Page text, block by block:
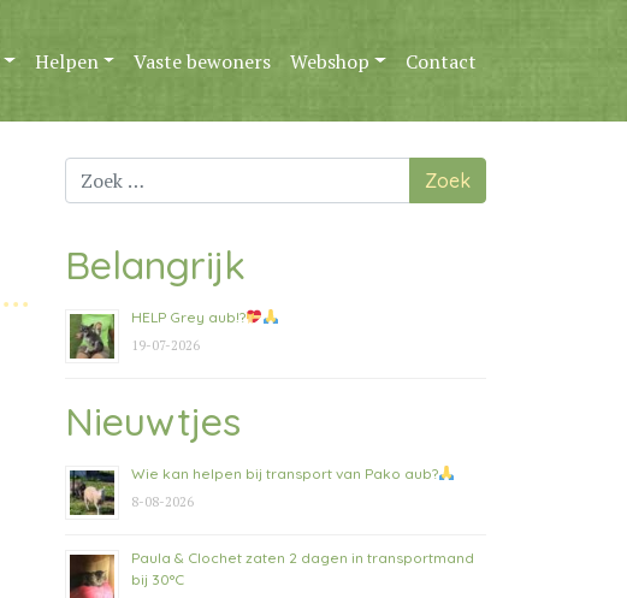
Helpen Vaste bewoners Webshop Contact
Zoek
naar:
Belangrijk
HELP Grey aub!?
19-07-2026
Nieuwtjes
Wie kan helpen bij transport van Pako aub?
8-08-2026
Paula & Clochet zaten 2 dagen in transportmand
bij 30°C